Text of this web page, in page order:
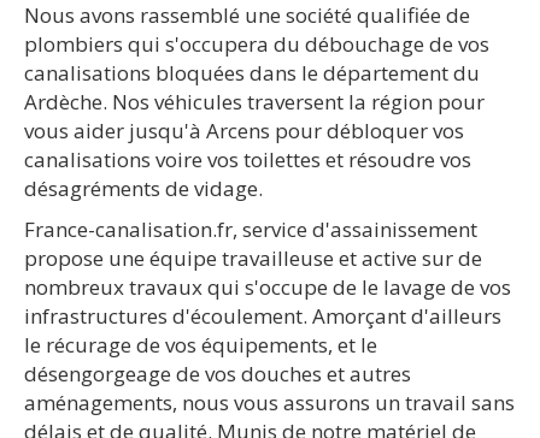
Nous avons rassemblé une société qualifiée de
plombiers qui s'occupera du débouchage de vos
canalisations bloquées dans le département du
Ardèche. Nos véhicules traversent la région pour
vous aider jusqu'à Arcens pour débloquer vos
canalisations voire vos toilettes et résoudre vos
désagréments de vidage.
France-canalisation.fr, service d'assainissement
propose une équipe travailleuse et active sur de
nombreux travaux qui s'occupe de le lavage de vos
infrastructures d'écoulement. Amorçant d'ailleurs
le récurage de vos équipements, et le
désengorgeage de vos douches et autres
aménagements, nous vous assurons un travail sans
délais et de qualité. Munis de notre matériel de